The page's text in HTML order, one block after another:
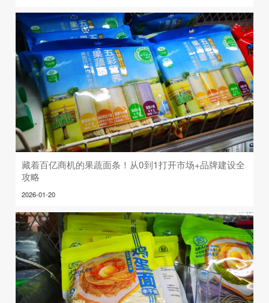
藏着百亿商机的果蔬面条！从0到1打开市场+品牌建设全
攻略
2026-01-20